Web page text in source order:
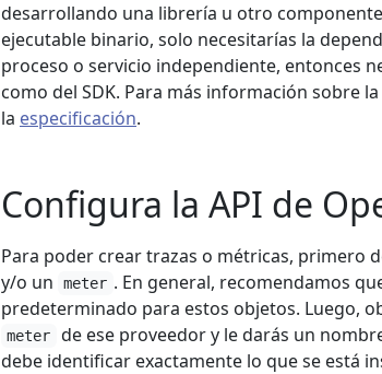
desarrollando una librería u otro
ejecutable binario, solo necesitarías la
proceso o servicio independiente, entonces
como del SDK. Para más información sobre
la especificación.
Configura la API de
Para poder crear trazas o métricas, primero
y/o un meter . En general, recomendamos
predeterminado para estos objetos. Luego,
meter
de ese proveedor y le darás un
debe identificar exactamente lo que se está